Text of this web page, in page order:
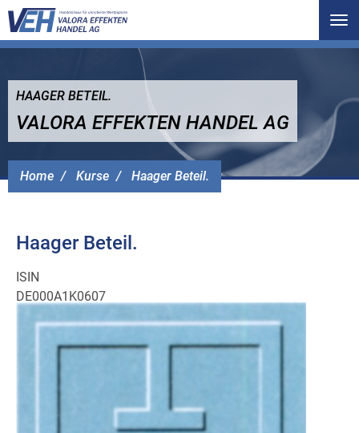
Home Kurse Haager Beteil.
HAAGER BETEIL.
VALORA EFFEKTEN HANDEL AG
Haager Beteil.
ISIN
DE000A1K0607